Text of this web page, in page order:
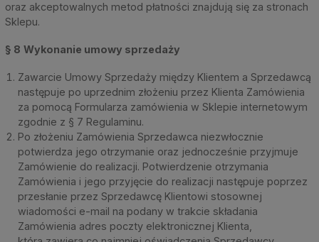
oraz akceptowalnych metod płatności znajdują się za stronach
Sklepu.
§ 8 Wykonanie umowy sprzedaży
Zawarcie Umowy Sprzedaży między Klientem a Sprzedawcą
następuje po uprzednim złożeniu przez Klienta Zamówienia
za pomocą Formularza zamówienia w Sklepie internetowym
zgodnie z § 7 Regulaminu.
Po złożeniu Zamówienia Sprzedawca niezwłocznie
potwierdza jego otrzymanie oraz jednocześnie przyjmuje
Zamówienie do realizacji. Potwierdzenie otrzymania
Zamówienia i jego przyjęcie do realizacji następuje poprzez
przesłanie przez Sprzedawcę Klientowi stosownej
wiadomości e-mail na podany w trakcie składania
Zamówienia adres poczty elektronicznej Klienta,